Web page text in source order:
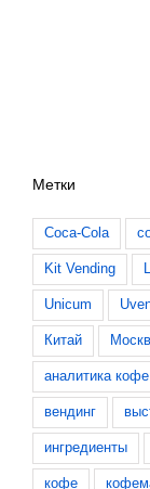
Coca-Cola
Kit Vending
Unicum
Китай
аналитика кофе
вендинг
ингредиенты
кофе